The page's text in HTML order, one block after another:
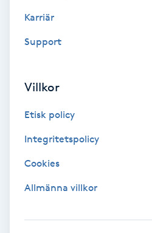
Reflexologi
Reikihealing
Karriär
Support
Villkor
Etisk policy
Integritetspolicy
Cookies
Allmänna villkor